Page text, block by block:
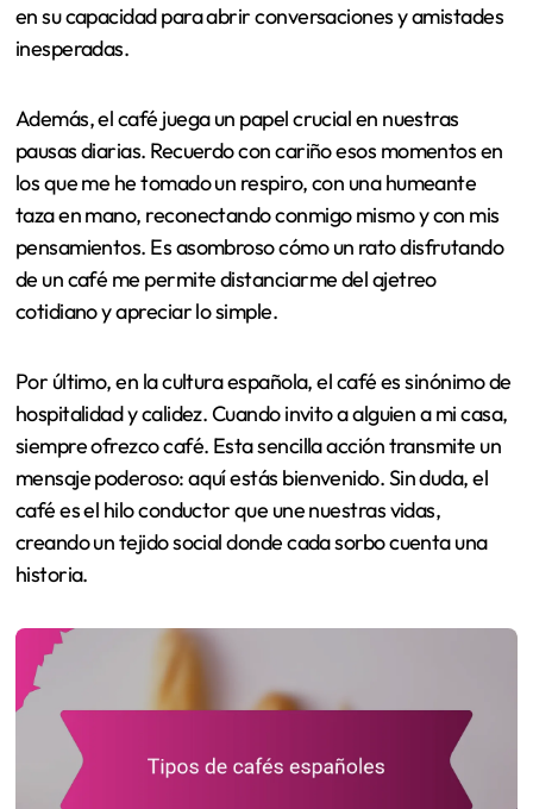
en su capacidad para abrir conversaciones y amistades
inesperadas.
Además, el café juega un papel crucial en nuestras
pausas diarias. Recuerdo con cariño esos momentos en
los que me he tomado un respiro, con una humeante
taza en mano, reconectando conmigo mismo y con mis
pensamientos. Es asombroso cómo un rato disfrutando
de un café me permite distanciarme del ajetreo
cotidiano y apreciar lo simple.
Por último, en la cultura española, el café es sinónimo de
hospitalidad y calidez. Cuando invito a alguien a mi casa,
siempre ofrezco café. Esta sencilla acción transmite un
mensaje poderoso: aquí estás bienvenido. Sin duda, el
café es el hilo conductor que une nuestras vidas,
creando un tejido social donde cada sorbo cuenta una
historia.